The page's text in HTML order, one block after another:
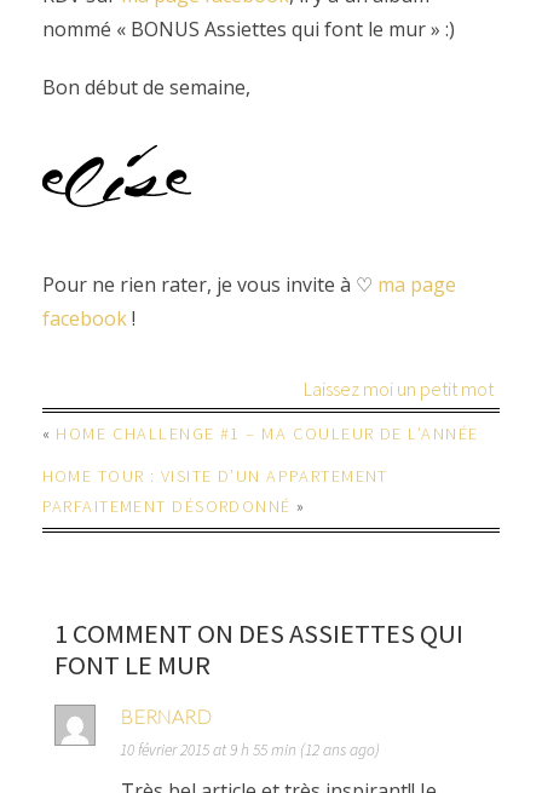
nommé « BONUS Assiettes qui font le mur » :)
Bon début de semaine,
Pour ne rien rater, je vous invite à ♡ ma page
facebook!
Laissez moi un petit mot
« HOME CHALLENGE #1 – MA COULEUR DE L’ANNÉE
HOME TOUR : VISITE D’UN APPARTEMENT
PARFAITEMENT DÉSORDONNÉ »
1 COMMENT ON DES ASSIETTES QUI
FONT LE MUR
BERNARD
10 février 2015 at 9 h 55 min (12 ans ago)